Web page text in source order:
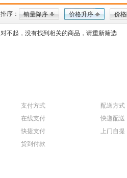
排序： 销量降序 价格升序 价
对不起，没有找到相关的商品，请重新筛选
支付方式
在线支付
快捷支付
货到付款
配送方式
快递配送
上门自提